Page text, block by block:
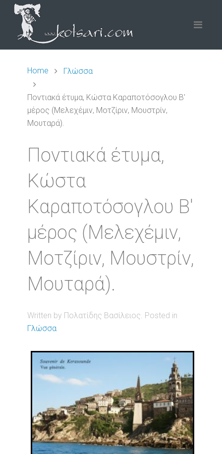
Home Γλώσσα
Ποντιακά έτυμα, Κώστα Καραποτόσογλου B'
μέρος (Μελεχέμιν, Μοτζίριν, Μουστρίν,
Μουταρά).
Ποντιακά έτυμα,
Κώστα
Καραποτόσογλου B'
μέρος (Μελεχέμιν,
Μοτζίριν, Μουστρίν,
Μουταρά).
Written by Πολατίδης Βασίλειος. Posted in
Γλώσσα